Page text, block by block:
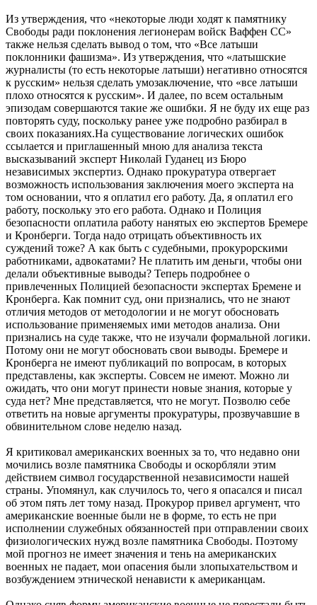
Из утверждения, что «некоторые люди ходят к памятнику
Свободы ради поклонения легионерам войск Ваффен СС»
также нельзя сделать вывод о том, что «Все латыши
поклонники фашизма». Из утверждения, что «латышские
журналисты (то есть некоторые латыши) негативно относятся
к русским» нельзя сделать умозаключение, что «все латыши
плохо относятся к русским». И далее, по всем остальным
эпизодам совершаются такие же ошибки. Я не буду их еще раз
повторять суду, поскольку ранее уже подробно разбирал в
своих показаниях.На существование логических ошибок
ссылается и приглашенный мною для анализа текста
высказываний эксперт Николай Гуданец из Бюро
независимых экспертиз. Однако прокуратура отвергает
возможность использования заключения моего эксперта на
том основании, что я оплатил его работу. Да, я оплатил его
работу, поскольку это его работа. Однако и Полиция
безопасности оплатила работу нанятых ею экспертов Бремере
и Кронберги. Тогда надо отрицать объективность их
суждений тоже? А как быть с судебными, прокурорскими
работниками, адвокатами? Не платить им деньги, чтобы они
делали объективные выводы? Теперь подробнее о
привлеченных Полицией безопасности экспертах Бремене и
Кронберга. Как помнит суд, они признались, что не знают
отличия методов от методологии и не могут обосновать
использование применяемых ими методов анализа. Они
признались на суде также, что не изучали формальной логики.
Потому они не могут обосновать свои выводы. Бремере и
Кронберга не имеют публикаций по вопросам, в которых
представлены, как эксперты. Совсем не имеют. Можно ли
ожидать, что они могут принести новые знания, которые у
суда нет? Мне представляется, что не могут. Позволю себе
ответить на новые аргументы прокуратуры, прозвучавшие в
обвинительном слове неделю назад.
Я критиковал американских военных за то, что недавно они
мочились возле памятника Свободы и оскорбляли этим
действием символ государственной независимости нашей
страны. Упомянул, как случилось то, чего я опасался и писал
об этом пять лет тому назад. Прокурор привел аргумент, что
американские военные были не в форме, то есть не при
исполнении служебных обязанностей при отправлении своих
физиологических нужд возле памятника Свободы. Поэтому
мой прогноз не имеет значения и тень на американских
военных не падает, мои опасения были злопыхательством и
возбуждением этнической ненависти к американцам.